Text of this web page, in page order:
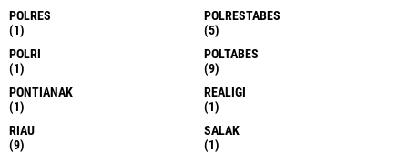
POLRES
(1)
POLRESTABES
(5)
POLRI
(1)
POLTABES
(9)
PONTIANAK
(1)
REALIGI
(1)
RIAU
(9)
SALAK
(1)